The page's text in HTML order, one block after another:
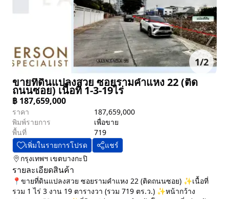
1/2
ขายที่ดินแปลงสวย ซอยรามคำแหง 22 (ติด
ถนนซอย) เนื้อที่ 1-3-19ไร่
฿ 187,659,000
ราคา
187,659,000
พิมพ์รายการ
เพื่อขาย
พื้นที่
719
เพิ่มในรายการโปรด
แชร์
กรุงเทพฯ เขตบางกะปิ
รายละเอียดสินค้า
📍ขายที่ดินแปลงสวย ซอยรามคำแหง 22 (ติดถนนซอย) ✨เนื้อที่
รวม 1 ไร่ 3 งาน 19 ตารางวา (รวม 719 ตร.ว.) ✨หน้ากว้าง